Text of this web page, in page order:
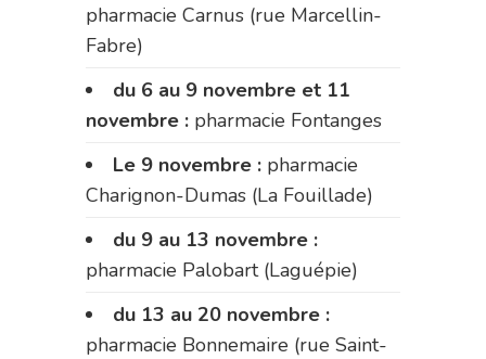
pharmacie Carnus (rue Marcellin-
Fabre)
du 6 au 9 novembre et 11
novembre : pharmacie Fontanges
Le 9 novembre : pharmacie
Charignon-Dumas (La Fouillade)
du 9 au 13 novembre :
pharmacie Palobart (Laguépie)
du 13 au 20 novembre :
pharmacie Bonnemaire (rue Saint-